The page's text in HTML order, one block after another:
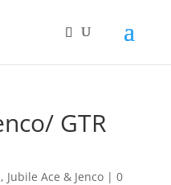
GTR
, Jubile Ace & Jenco| 0